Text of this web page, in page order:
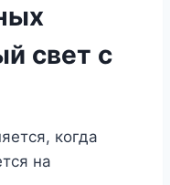
свет с
когда
на